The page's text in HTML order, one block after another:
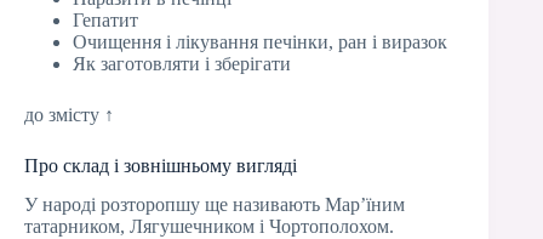
Гепатит
Очищення і лікування печінки, ран і виразок
Як заготовляти і зберігати
до змісту ↑
Про склад і зовнішньому вигляді
У народі розторопшу ще називають Мар’їним
татарником, Лягушечником і Чортополохом.